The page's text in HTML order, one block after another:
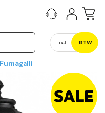
Incl. BTW
Fumagalli